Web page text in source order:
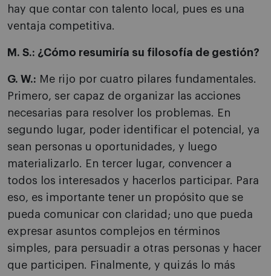
hay que contar con talento local, pues es una
ventaja competitiva.
M. S.: ¿Cómo resumiría su filosofía de gestión?
G. W.: Me rijo por cuatro pilares fundamentales.
Primero, ser capaz de organizar las acciones
necesarias para resolver los problemas. En
segundo lugar, poder identificar el potencial, ya
sean personas u oportunidades, y luego
materializarlo. En tercer lugar, convencer a
todos los interesados y hacerlos participar. Para
eso, es importante tener un propósito que se
pueda comunicar con claridad; uno que pueda
expresar asuntos complejos en términos
simples, para persuadir a otras personas y hacer
que participen. Finalmente, y quizás lo más